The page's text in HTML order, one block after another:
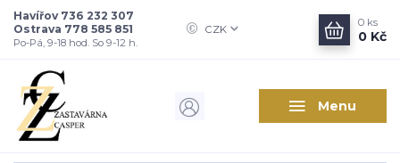
Menu
CZK
Havířov 736 232 307
Ostrava 778 585 851
Po-Pá, 9-18 hod. So 9-12 h.
0 ks
0 Kč